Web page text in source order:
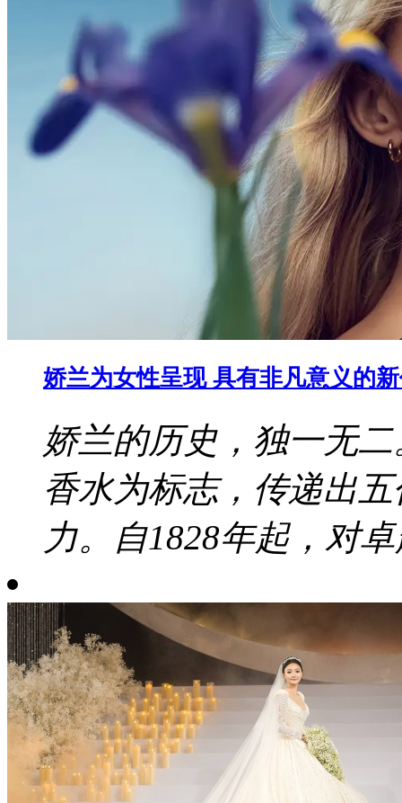
娇兰为女性呈现 具有非凡意义的
娇兰的历史，独一无
香水为标志，传递出
力。自1828年起，对